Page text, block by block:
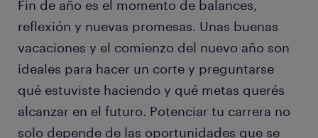
Fin de año es el momento de balances,
reflexión y nuevas promesas. Unas buenas
vacaciones y el comienzo del nuevo año son
ideales para hacer un corte y preguntarse
qué estuviste haciendo y qué metas querés
alcanzar en el futuro. Potenciar tu carrera no
solo depende de las oportunidades que se